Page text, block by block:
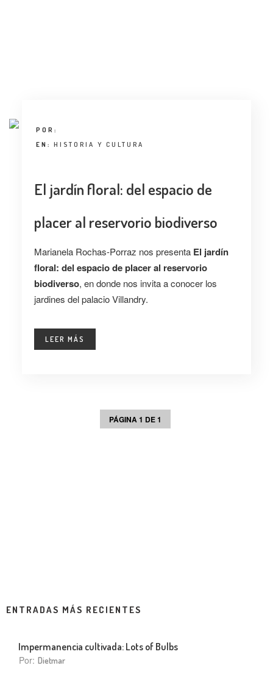
LANDUUM
COLABORADORES
CONSEJO HONORÍFICO
POR:
EN: HISTORIA Y CULTURA
El jardín floral: del espacio de
placer al reservorio biodiverso
Marianela Rochas-Porraz nos presenta El jardín
floral: del espacio de placer al reservorio
biodiverso, en donde nos invita a conocer los
jardines del palacio Villandry.
LEER MÁS
PÁGINA 1 DE 1
ENTRADAS MÁS RECIENTES
Impermanencia cultivada: Lots of Bulbs
Por: Dietmar